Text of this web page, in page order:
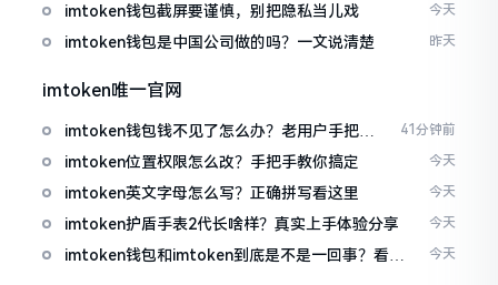
imtoken钱包截屏要谨慎，别把隐私当儿戏 今天
imtoken钱包是中国公司做的吗？一文说清楚 昨天
imtoken唯一官网
imtoken钱包钱不见了怎么办？老用户手把手
教你找回
41分钟前
imtoken位置权限怎么改？手把手教你搞定 今天
imtoken英文字母怎么写？正确拼写看这里 今天
imtoken护盾手表2代长啥样？真实上手体验分享 今天
imtoken钱包和imtoken到底是不是一回事？看完
今天